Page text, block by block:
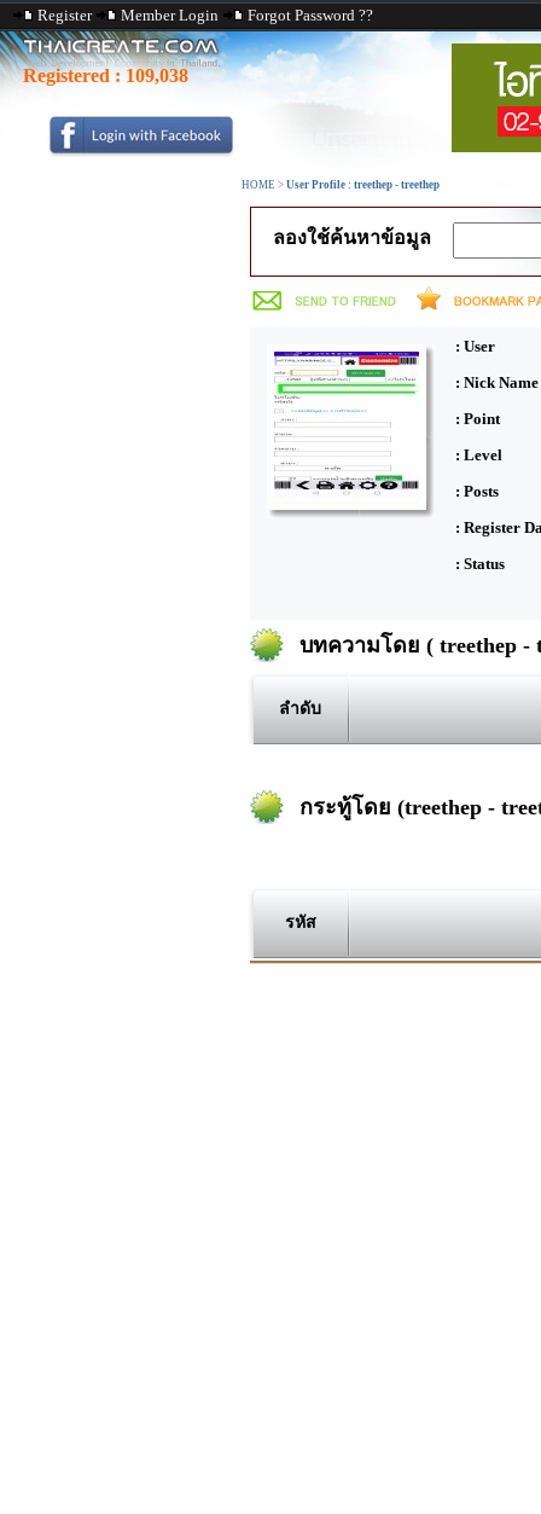
Register Member Login Forgot Password ??
Registered : 109,038
HOME > User Profile : treethep - treethep
ลองใช้ค้นหาข้อมูล
: User
: Nick Name
: Point
: Level
: Posts
: Register
: Status
บทความโดย ( treethep -
ลำดับ
กระทู้โดย (treethep -
รหัส